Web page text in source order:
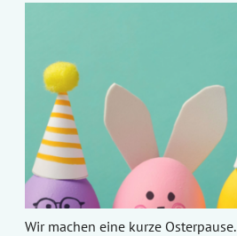
Wir machen eine kurze Osterpause.